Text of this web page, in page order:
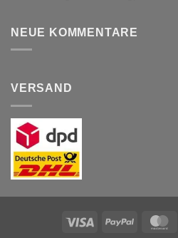
NEUE KOMMENTARE
VERSAND
Visa PayPal